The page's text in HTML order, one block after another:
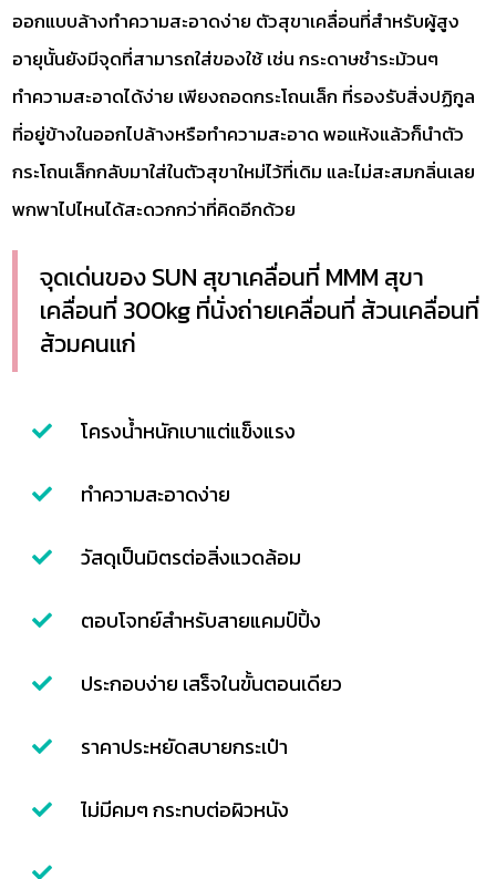
ออกแบบล้างทำความสะอาดง่าย ตัวสุขาเคลื่อนที่สำหรับผู้สูง
อายุนั้นยังมีจุดที่สามารถใส่ของใช้ เช่น กระดาษชำระม้วนๆ
ทำความสะอาดได้ง่าย เพียงถอดกระโถนเล็ก ที่รองรับสิ่งปฏิกูล
ที่อยู่ข้างในออกไปล้างหรือทำความสะอาด พอแห้งแล้วก็นำตัว
กระโถนเล็กกลับมาใส่ในตัวสุขาใหม่ไว้ที่เดิม และไม่สะสมกลิ่นเลย
พกพาไปไหนได้สะดวกกว่าที่คิดอีกด้วย
จุดเด่นของ SUN สุขาเคลื่อนที่ MMM สุขา
เคลื่อนที่ 300kg ที่นั่งถ่ายเคลื่อนที่ ส้วนเคลื่อนที่
ส้วมคนแก่
โครงน้ำหนักเบาแต่แข็งแรง
ทำความสะอาดง่าย
วัสดุเป็นมิตรต่อสิ่งแวดล้อม
ตอบโจทย์สำหรับสายแคมป์ปิ้ง
ประกอบง่าย เสร็จในขั้นตอนเดียว
ราคาประหยัดสบายกระเป๋า
ไม่มีคมๆ กระทบต่อผิวหนัง